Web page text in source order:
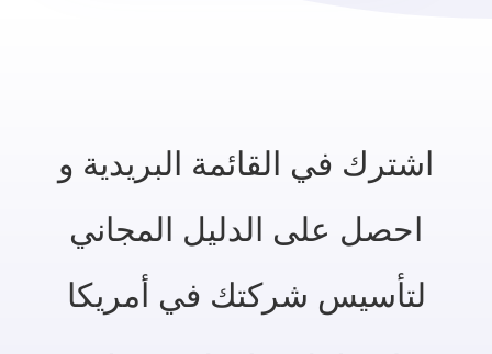
اشترك في القائمة البريدية و
احصل على الدليل المجاني
لتأسيس شركتك في أمريكا